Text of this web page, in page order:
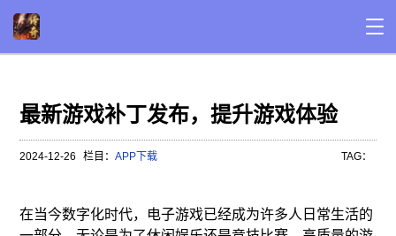
最新游戏补丁发布，提升游戏体验
2024-12-26 栏目：APP下载 TAG：
在当今数字化时代，电子游戏已经成为许多人日常生活的